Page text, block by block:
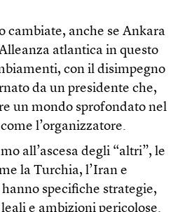
cambiate, anche se Ankara
atlantica in questo
con il disimpegno
da un presidente che,
un mondo sprofondato nel
l’organizzatore.
all’ascesa degli “altri”, le
la Turchia, l’Iran e
specifiche strategie,
e ambizioni pericolose.